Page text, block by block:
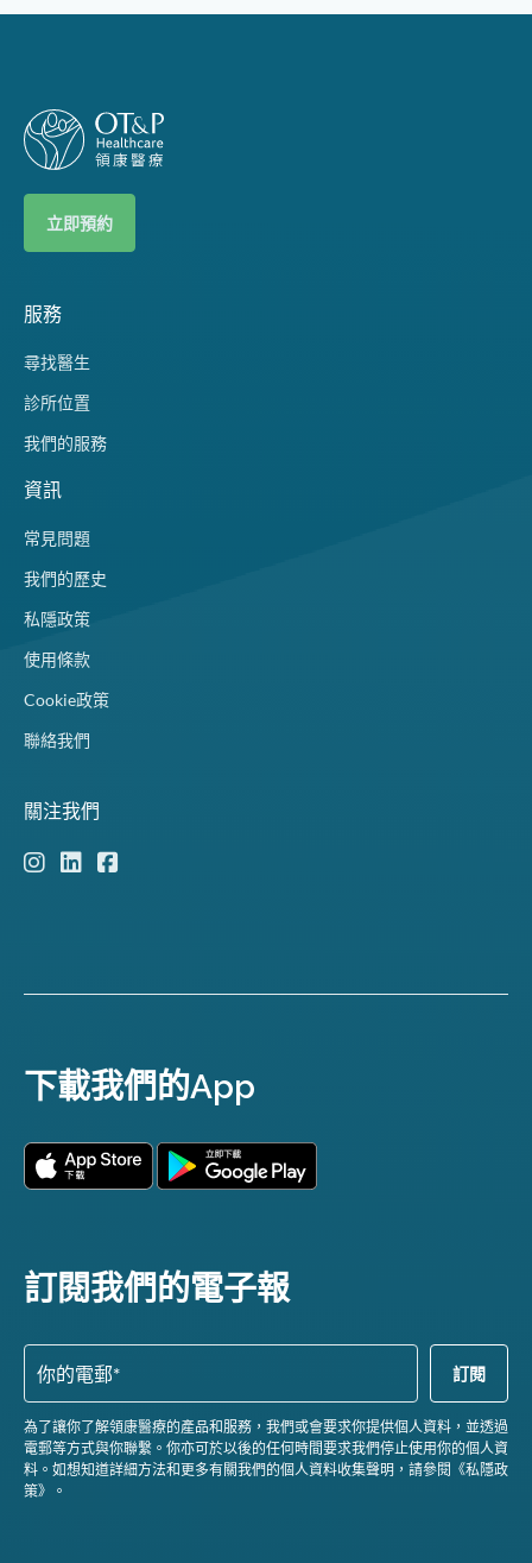
立即預約
服務
尋找醫生
診所位置
我們的服務
資訊
常見問題
我們的歷史
私隱政策
使用條款
Cookie政策
聯絡我們
關注我們
下載我們的App
訂閱我們的電子報
為了讓你了解領康醫療的產品和服務，我們或會要求你提供個人資料，並透過
電郵等方式與你聯繫。你亦可於以後的任何時間要求我們停止使用你的個人資
料。如想知道詳細方法和更多有關我們的個人資料收集聲明，請參閱《私隱政
策》。